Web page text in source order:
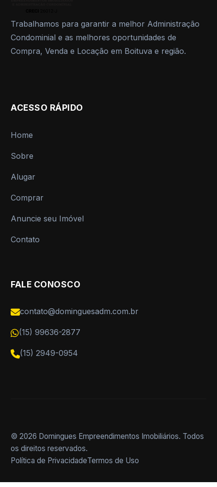
Trabalhamos para garantir a melhor Administração
Condominial e as melhores oportunidades de
Compra, Venda e Locação em Boituva e região.
ACESSO RÁPIDO
Home
Sobre
Alugar
Comprar
Anuncie seu Imóvel
Contato
FALE CONOSCO
contato@dominguesadm.com.br
(15) 99636-2877
(15) 2949-0954
© 2026 Domingues Empreendimentos Imobiliários. Todos
os direitos reservados.
Política de PrivacidadeTermos de Uso